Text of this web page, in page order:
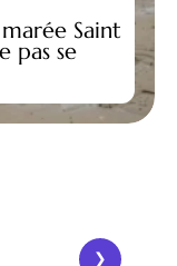
Saint
pas se